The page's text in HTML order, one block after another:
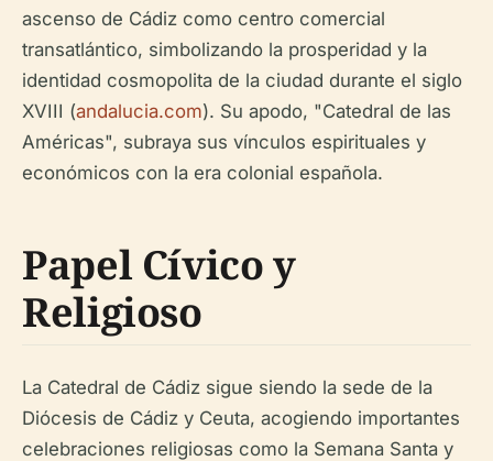
ascenso de Cádiz como centro comercial
transatlántico, simbolizando la prosperidad y la
identidad cosmopolita de la ciudad durante el siglo
XVIII (andalucia.com). Su apodo, "Catedral de las
Américas", subraya sus vínculos espirituales y
económicos con la era colonial española.
Papel Cívico y
Religioso
La Catedral de Cádiz sigue siendo la sede de la
Diócesis de Cádiz y Ceuta, acogiendo importantes
celebraciones religiosas como la Semana Santa y